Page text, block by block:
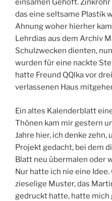
einsamen Gehöft.
das eine seltsame Plastik
Ahnung woher hierher
Lehrdias aus dem Archiv
Schulzwecken dienten,
wurden für eine nackte
hatte Freund QQlka vor
verlassenen Haus
Ein altes Kalenderblatt
Thönen kam mir gestern
Jahre hier, ich denke
Projekt gedacht, bei dem
Blatt neu übermalen oder
Nur hatte ich nie eine
zieselige Muster, das
gedruckt hatte, hatte mich